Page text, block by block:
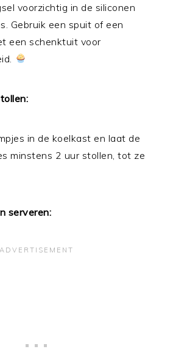
voorzichtig in de siliconen
Gebruik een spuit of een
een schenktuit voor
in de koelkast en laat de
minstens 2 uur stollen, tot ze
serveren: